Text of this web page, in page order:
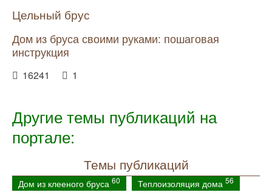
Цельный брус
Дом из бруса своими руками: пошаговая
инструкция
16241 1
Другие темы публикаций на
портале:
Темы публикаций
Дом из клееного бруса 60 Теплоизоляция дома 56